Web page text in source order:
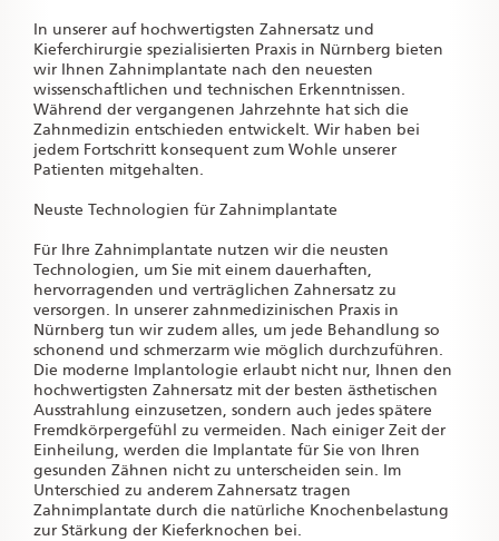
In unserer auf hochwertigsten Zahnersatz und
Kieferchirurgie spezialisierten Praxis in Nürnberg bieten
wir Ihnen Zahnimplantate nach den neuesten
wissenschaftlichen und technischen Erkenntnissen.
Während der vergangenen Jahrzehnte hat sich die
Zahnmedizin entschieden entwickelt. Wir haben bei
jedem Fortschritt konsequent zum Wohle unserer
Patienten mitgehalten.
Neuste Technologien für Zahnimplantate
Für Ihre Zahnimplantate nutzen wir die neusten
Technologien, um Sie mit einem dauerhaften,
hervorragenden und verträglichen Zahnersatz zu
versorgen. In unserer zahnmedizinischen Praxis in
Nürnberg tun wir zudem alles, um jede Behandlung so
schonend und schmerzarm wie möglich durchzuführen.
Die moderne Implantologie erlaubt nicht nur, Ihnen den
hochwertigsten Zahnersatz mit der besten ästhetischen
Ausstrahlung einzusetzen, sondern auch jedes spätere
Fremdkörpergefühl zu vermeiden. Nach einiger Zeit der
Einheilung, werden die Implantate für Sie von Ihren
gesunden Zähnen nicht zu unterscheiden sein. Im
Unterschied zu anderem Zahnersatz tragen
Zahnimplantate durch die natürliche Knochenbelastung
zur Stärkung der Kieferknochen bei.